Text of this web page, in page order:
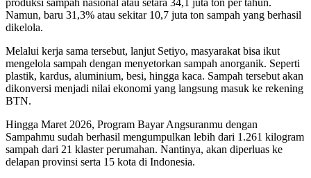
Namun, baru 31,3% atau sekitar 10,7 juta ton sampah yang berhasil
dikelola.
Melalui kerja sama tersebut, lanjut Setiyo, masyarakat bisa ikut
mengelola sampah dengan menyetorkan sampah anorganik. Seperti
plastik, kardus, aluminium, besi, hingga kaca. Sampah tersebut akan
dikonversi menjadi nilai ekonomi yang langsung masuk ke rekening
BTN.
Hingga Maret 2026, Program Bayar Angsuranmu dengan
Sampahmu sudah berhasil mengumpulkan lebih dari 1.261 kilogram
sampah dari 21 klaster perumahan. Nantinya, akan diperluas ke
delapan provinsi serta 15 kota di Indonesia.